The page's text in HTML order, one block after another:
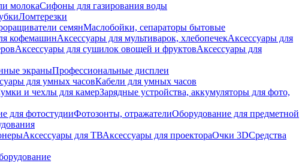
молокаСифоны для газирования воды
Ломтерезки
семянМаслобойки, сепараторы бытовые
кофемашинАксессуары для мультиварок, хлебопечекАксессуары для
Аксессуары для сушилок овощей и фруктовАксессуары для
экраныПрофессиональные дисплеи
для умных часовКабели для умных часов
и чехлы для камерЗарядные устройства, аккумуляторы для фото,
для фотостудииФотозонты, отражателиОборудование для предметной
Аксессуары для ТВАксессуары для проектораОчки 3DСредства